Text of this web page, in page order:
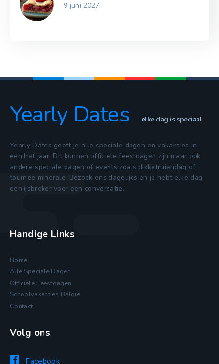
9 juni 2027
Yearly Dates elke dag is speciaal
Yearly Dates geeft je alle speciale dagen en vakanties in
een het jaar. Dit kunnen officiele feestdagen zijn maar ook
andere speciale dagen of events zoals dikketruiendag of
tournee minerale. Bezoek ons dagelijks en je hebt elke dag
een ijsbreker voor een conversatie.
Handige Links
Home
Alle Speciale Dagen
Officiële Feestdagen
Schoolvakanties België
Contact
Volg ons
Facebook